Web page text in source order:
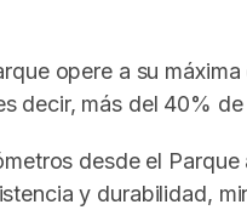
opere a su
decir, más del 40%
desde el
y durabilidad,